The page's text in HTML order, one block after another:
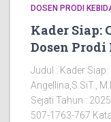
DOSEN PRODI
Kader Siap:
Dosen Prodi
Judul : Kader
Angellina,S.SiT.,
Sejati Tahun :
507-1763-767